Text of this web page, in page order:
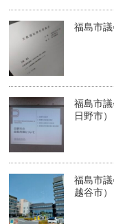
福島市
福島市
日野市）
福島市
越谷市）